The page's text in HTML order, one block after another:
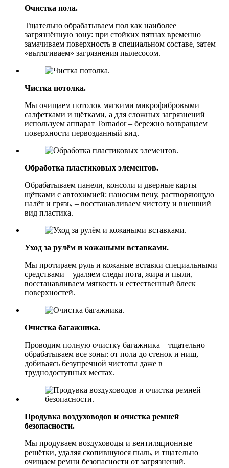
Очистка пола.
Тщательно обрабатываем пол как наиболее
загрязнённую зону: при стойких пятнах временно
замачиваем поверхность в специальном составе, затем
«вытягиваем» загрязнения пылесосом.
Чистка потолка.
Мы очищаем потолок мягкими микрофибровыми
салфетками и щётками, а для сложных загрязнений
используем аппарат Tornador – бережно возвращаем
поверхности первозданный вид.
Обработка пластиковых элементов.
Обрабатываем панели, консоли и дверные карты
щётками с автохимией: наносим пену, растворяющую
налёт и грязь, – восстанавливаем чистоту и внешний
вид пластика.
Уход за рулём и кожаными вставками.
Мы протираем руль и кожаные вставки специальными
средствами – удаляем следы пота, жира и пыли,
восстанавливаем мягкость и естественный блеск
поверхностей.
Очистка багажника.
Проводим полную очистку багажника – тщательно
обрабатываем все зоны: от пола до стенок и ниш,
добиваясь безупречной чистоты даже в
труднодоступных местах.
Продувка воздуховодов и очистка ремней
безопасности.
Мы продуваем воздуховоды и вентиляционные
решётки, удаляя скопившуюся пыль, и тщательно
очищаем ремни безопасности от загрязнений.